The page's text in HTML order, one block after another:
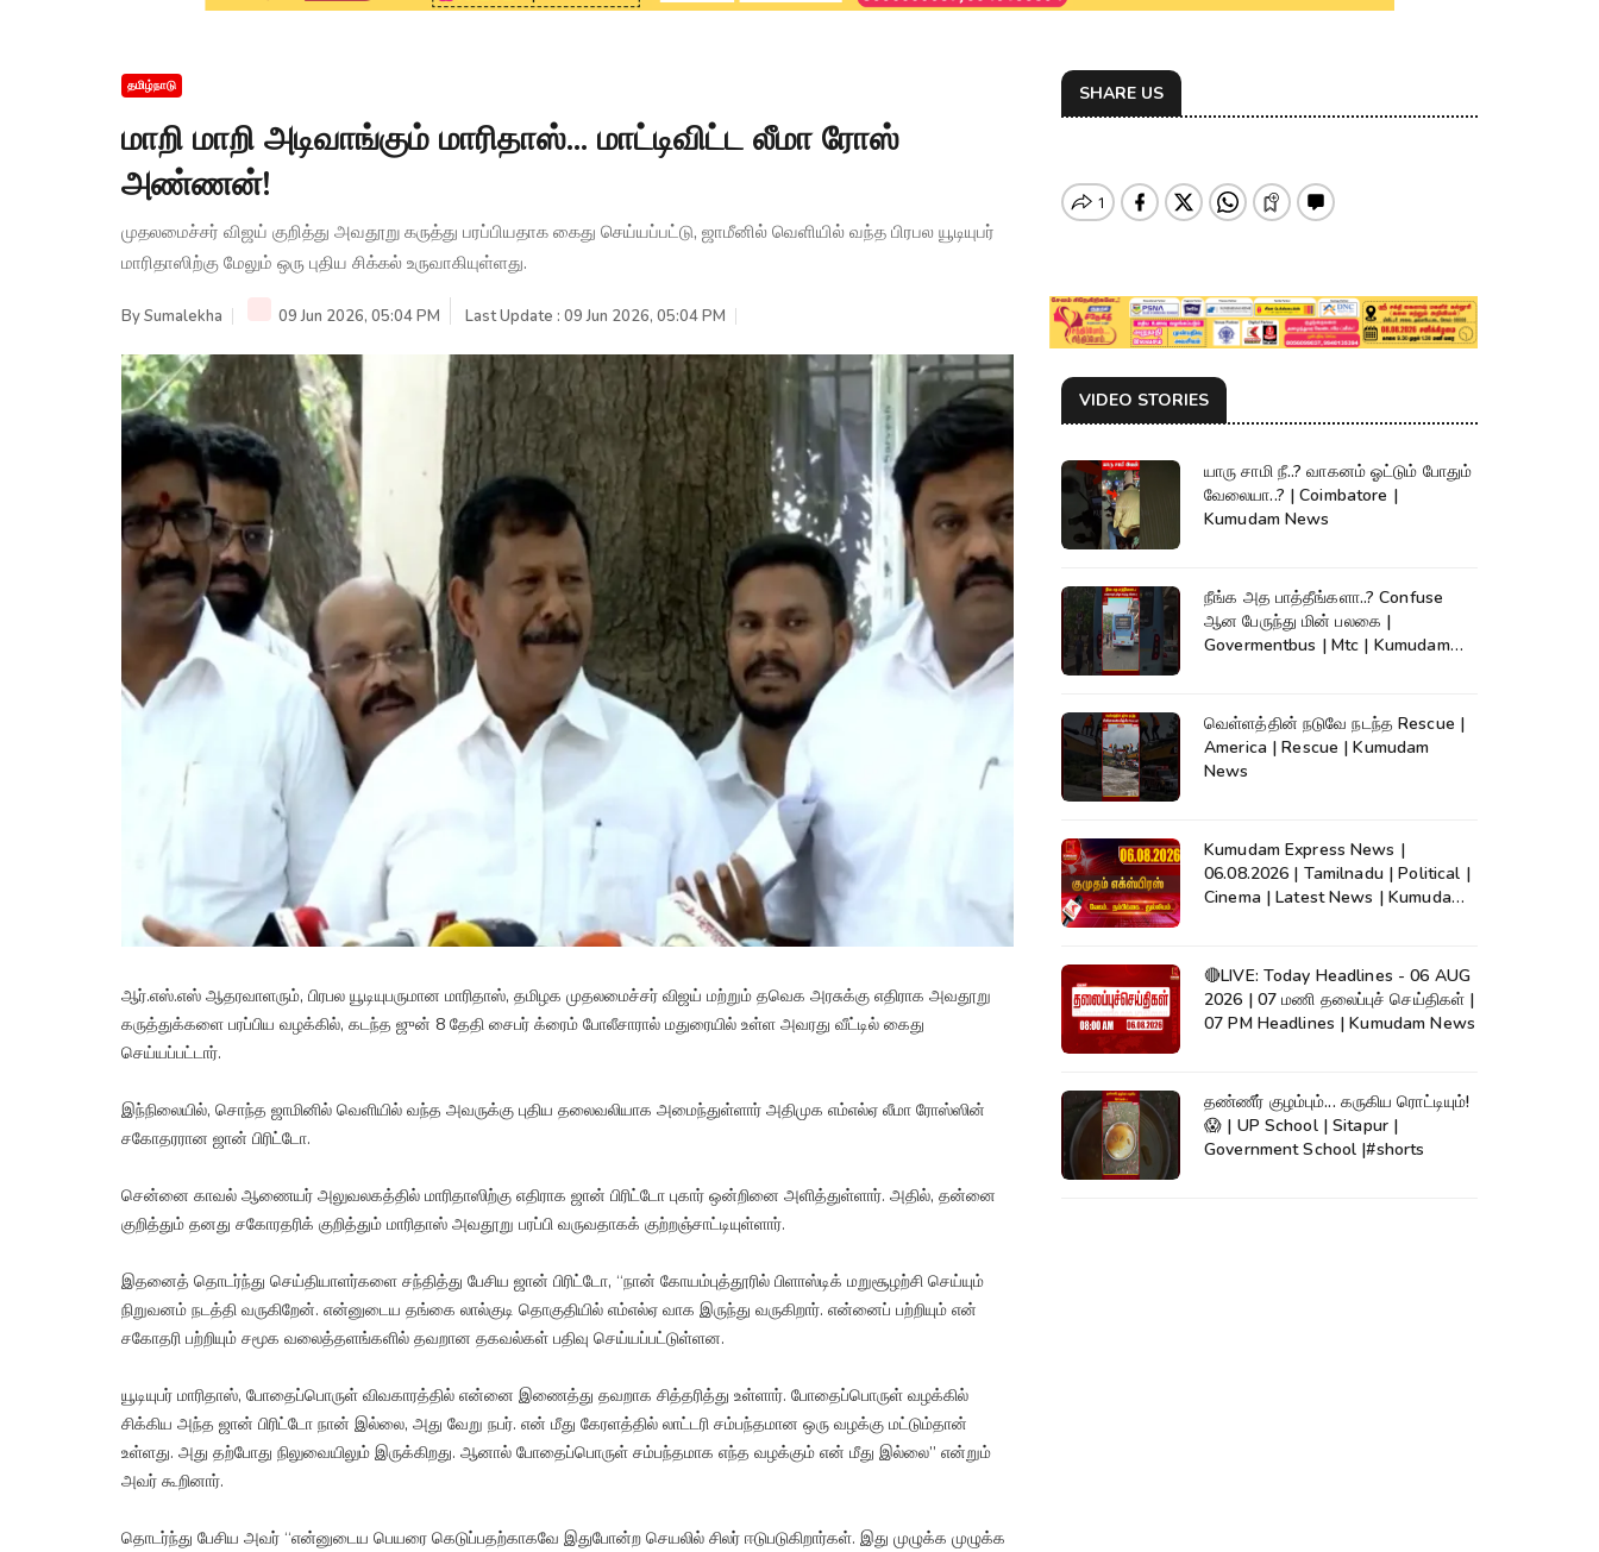
தமிழ்நாடு
மாறி மாறி அடிவாங்கும் மாரிதாஸ்... மாட்டிவிட்ட லீமா ரோஸ்
அண்ணன்!
முதலமைச்சர் விஜய் குறித்து அவதூறு கருத்து பரப்பியதாக கைது செய்யப்பட்டு, ஜாமீனில் வெளியில் வந்த பிரபல யூடியுபர்
மாரிதாஸிற்கு மேலும் ஒரு புதிய சிக்கல் உருவாகியுள்ளது.
BySumalekha 09 Jun 2026, 05:04 PM Last Update : 09 Jun 2026, 05:04 PM
ஆர்.எஸ்.எஸ் ஆதரவாளரும், பிரபல யூடியுபருமான மாரிதாஸ், தமிழக முதலமைச்சர் விஜய் மற்றும் தவெக அரசுக்கு எதிராக அவதூறு
கருத்துக்களை பரப்பிய வழக்கில், கடந்த ஜுன் 8 தேதி சைபர் க்ரைம் போலீசாரால் மதுரையில் உள்ள அவரது வீட்டில் கைது
செய்யப்பட்டார்.
இந்நிலையில், சொந்த ஜாமினில் வெளியில் வந்த அவருக்கு புதிய தலைவலியாக அமைந்துள்ளார் அதிமுக எம்எல்ஏ லீமா ரோஸ்ஸின்
சகோதரரான ஜான் பிரிட்டோ.
சென்னை காவல் ஆணையர் அலுவலகத்தில் மாரிதாஸிற்கு எதிராக ஜான் பிரிட்டோ புகார் ஒன்றினை அளித்துள்ளார். அதில், தன்னை
குறித்தும் தனது சகோரதரிக் குறித்தும் மாரிதாஸ் அவதூறு பரப்பி வருவதாகக் குற்றஞ்சாட்டியுள்ளார்.
இதனைத் தொடர்ந்து செய்தியாளர்களை சந்தித்து பேசிய ஜான் பிரிட்டோ, “நான் கோயம்புத்தூரில் பிளாஸ்டிக் மறுசூழற்சி செய்யும்
நிறுவனம் நடத்தி வருகிறேன். என்னுடைய தங்கை லால்குடி தொகுதியில் எம்எல்ஏ வாக இருந்து வருகிறார். என்னைப் பற்றியும் என்
சகோதரி பற்றியும் சமூக வலைத்தளங்களில் தவறான தகவல்கள் பதிவு செய்யப்பட்டுள்ளன.
யூடியுபர் மாரிதாஸ், போதைப்பொருள் விவகாரத்தில் என்னை இணைத்து தவறாக சித்தரித்து உள்ளார். போதைப்பொருள் வழக்கில்
சிக்கிய அந்த ஜான் பிரிட்டோ நான் இல்லை, அது வேறு நபர். என் மீது கேரளத்தில் லாட்டரி சம்பந்தமான ஒரு வழக்கு மட்டும்தான்
உள்ளது. அது தற்போது நிலுவையிலும் இருக்கிறது. ஆனால் போதைப்பொருள் சம்பந்தமாக எந்த வழக்கும் என் மீது இல்லை” என்றும்
அவர் கூறினார்.
தொடர்ந்து பேசிய அவர் “என்னுடைய பெயரை கெடுப்பதற்காகவே இதுபோன்ற செயலில் சிலர் ஈடுபடுகிறார்கள். இது முழுக்க முழுக்க
SHARE US
VIDEO STORIES
யாரு சாமி நீ..? வாகனம் ஓட்டும் போதும்
வேலையா..? | Coimbatore |
Kumudam News
நீங்க அத பாத்தீங்களா..? Confuse
ஆன பேருந்து மின் பலகை |
Govermentbus | Mtc | Kumudam
வெள்ளத்தின் நடுவே நடந்த Rescue |
America | Rescue | Kumudam
News
Kumudam Express News |
06.08.2026 | Tamilnadu | Political |
Cinema | Latest News | Kumudam
🔴LIVE: Today Headlines - 06 AUG
2026 | 07 மணி தலைப்புச் செய்திகள் |
07 PM Headlines | Kumudam News
தண்ணீர் குழம்பும்... கருகிய ரொட்டியும்!
😱 | UP School | Sitapur |
Government School |#shorts